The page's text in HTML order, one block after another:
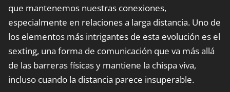
que mantenemos nuestras conexiones,
especialmente en relaciones a larga distancia. Uno de
los elementos más intrigantes de esta evolución es el
sexting, una forma de comunicación que va más allá
de las barreras físicas y mantiene la chispa viva,
incluso cuando la distancia parece insuperable.